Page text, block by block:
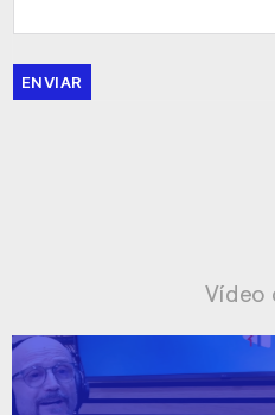
ENVIAR
Vídeo